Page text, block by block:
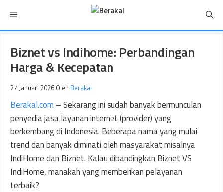
isi
Menu
Biznet vs Indihome: Perbandingan
Harga & Kecepatan
27 Januari 2026 Oleh Berakal
Berakal.com – Sekarang ini sudah banyak bermunculan
penyedia jasa layanan internet (provider) yang
berkembang di Indonesia. Beberapa nama yang mulai
trend dan banyak diminati oleh masyarakat misalnya
IndiHome dan Biznet. Kalau dibandingkan Biznet VS
IndiHome, manakah yang memberikan pelayanan
terbaik?